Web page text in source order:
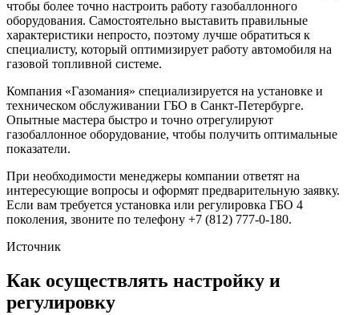
чтобы более точно настроить работу газобаллонного
оборудования. Самостоятельно выставить правильные
характеристики непросто, поэтому лучше обратиться к
специалисту, который оптимизирует работу автомобиля на
газовой топливной системе.
Компания «Газомания» специализируется на установке и
техническом обслуживании ГБО в Санкт-Петербурге.
Опытные мастера быстро и точно отрегулируют
газобаллонное оборудование, чтобы получить оптимальные
показатели.
При необходимости менеджеры компании ответят на
интересующие вопросы и оформят предварительную заявку.
Если вам требуется установка или регулировка ГБО 4
поколения, звоните по телефону +7 (812) 777-0-180.
Источник
Как осуществлять настройку и
регулировку